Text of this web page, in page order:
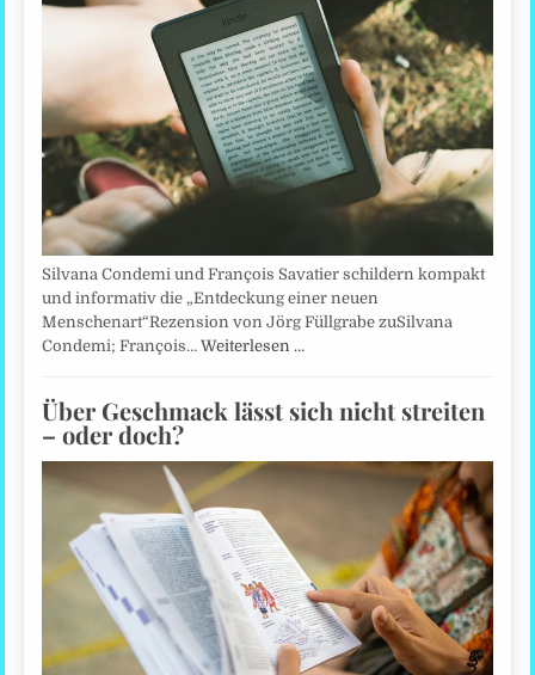
Silvana Condemi und François Savatier schildern kompakt
und informativ die „Entdeckung einer neuen
Menschenart“Rezension von Jörg Füllgrabe zuSilvana
Condemi; François…Weiterlesen …
Über Geschmack lässt sich nicht streiten
– oder doch?